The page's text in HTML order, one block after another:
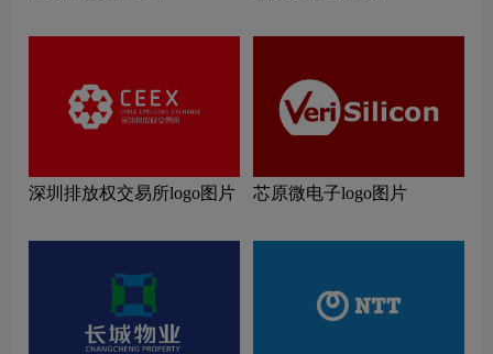
深圳排放权交易所logo图片 芯原微电子logo图片